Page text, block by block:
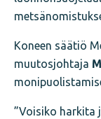
Koneen säätiö
muutosjohtaja
”Voisiko harkita